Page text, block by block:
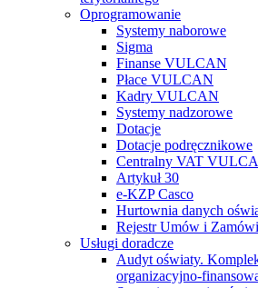
Oprogramowanie
Systemy naborowe
Sigma
Finanse VULCAN
Płace VULCAN
Kadry VULCAN
Systemy nadzorowe
Dotacje
Dotacje podręcznikowe
Centralny VAT
Artykuł 30
e-KZP Casco
Hurtownia danych
Rejestr Umów i
Usługi doradcze
Audyt oświaty.
organizacyjno-